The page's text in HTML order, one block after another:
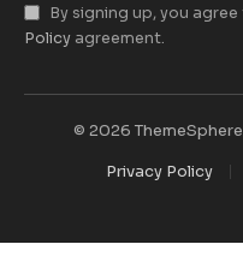
By signing up, you
Policy agreement.
© 2026
Privacy Policy